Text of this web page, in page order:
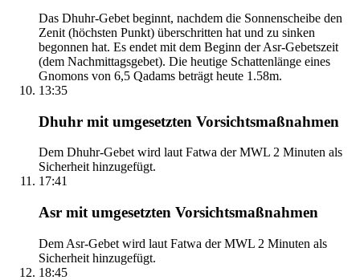
Das Dhuhr-Gebet beginnt, nachdem die Sonnenscheibe den
Zenit (höchsten Punkt) überschritten hat und zu sinken
begonnen hat. Es endet mit dem Beginn der Asr-Gebetszeit
(dem Nachmittagsgebet). Die heutige Schattenlänge eines
Gnomons von 6,5 Qadams beträgt heute 1.58m.
13:35
Dhuhr mit umgesetzten Vorsichtsmaßnahmen
Dem Dhuhr-Gebet wird laut Fatwa der MWL 2 Minuten als
Sicherheit hinzugefügt.
17:41
Asr mit umgesetzten Vorsichtsmaßnahmen
Dem Asr-Gebet wird laut Fatwa der MWL 2 Minuten als
Sicherheit hinzugefügt.
18:45